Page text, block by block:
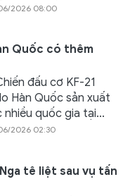
2026 08:00
Quốc có thêm
đấu cơ KF-21
Hàn Quốc sản xuất
quốc gia tại...
2026 02:30
tê liệt sau vụ tấn